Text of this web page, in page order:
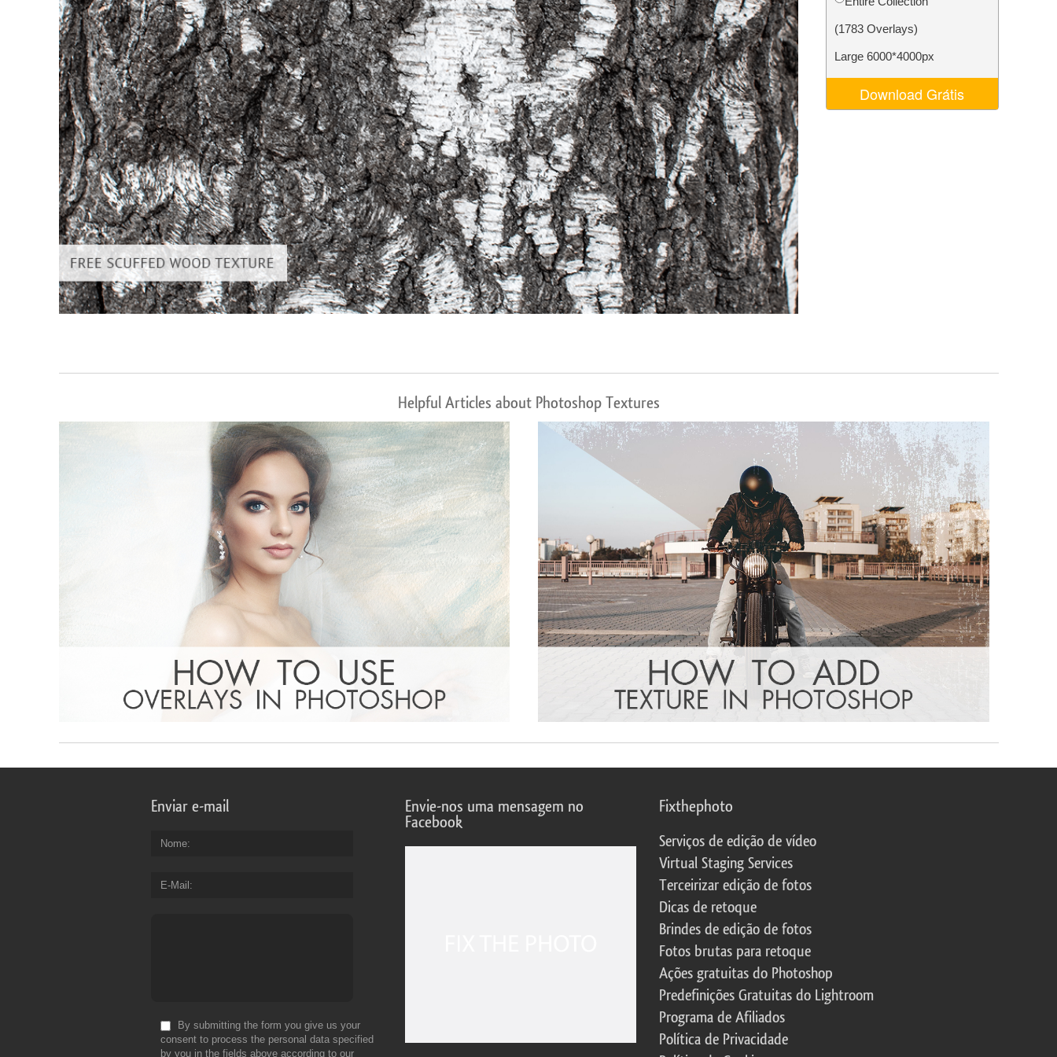
Serviços de retoque de produtos Serviços de retoque de joias Dados de Treinamento de IA Video Editing Services
(1783 Overlays)
Large 6000*4000px
Download Grátis
Helpful Articles about Photoshop Textures
Enviar e-mail
Nome
E-Mail
By submitting the form you give us your
consent to process the personal data specified
by you in the fields above according to our
Envie-nos uma mensagem no
Facebook
Fixthephoto
Serviços de edição de vídeo
Virtual Staging Services
Terceirizar edição de fotos
Dicas de retoque
Brindes de edição de fotos
Fotos brutas para retoque
Ações gratuitas do Photoshop
Predefinições Gratuitas do Lightroom
Programa de Afiliados
Política de Privacidade